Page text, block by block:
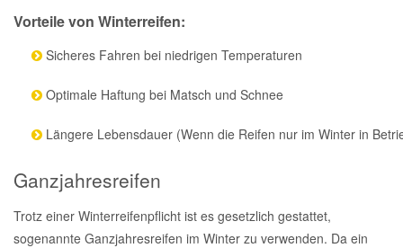
Vorteile von Winterreifen:
Sicheres Fahren bei niedrigen Temperaturen
Optimale Haftung bei Matsch und Schnee
Längere Lebensdauer (Wenn die Reifen nur im Winter in
Ganzjahresreifen
Trotz einer Winterreifenpflicht ist es gesetzlich gestattet,
sogenannte Ganzjahresreifen im Winter zu verwenden. Da ein
Seat Ersatzteile
Smart Ersatzteile
Suzuki Ersatzteile
Toyota Ersatzteile